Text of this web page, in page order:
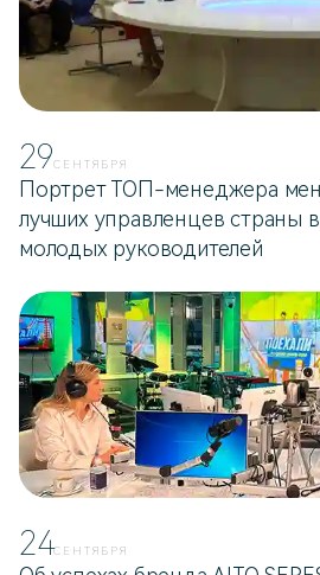
29СЕНТЯБРЯ
Портрет ТОП-менеджера
лучших управленцев страны
молодых руководителей
24СЕНТЯБРЯ